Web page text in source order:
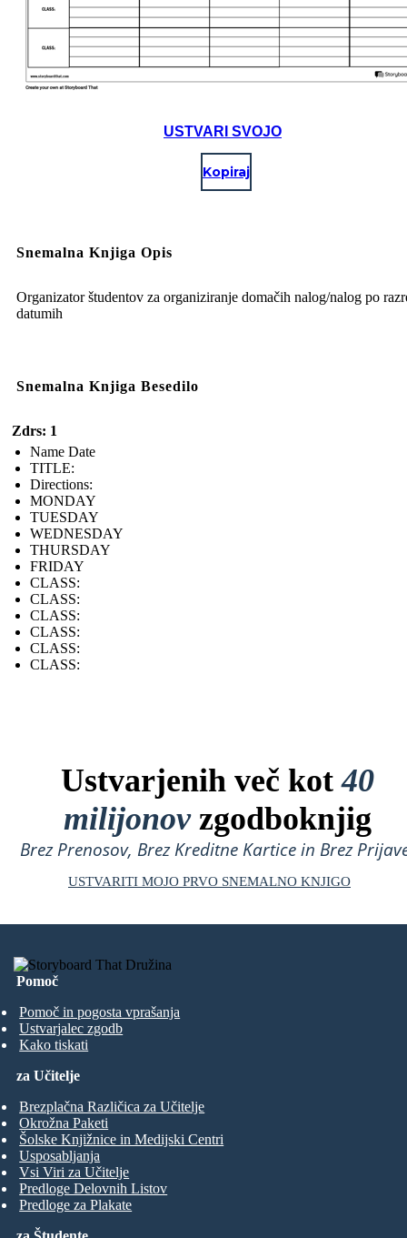
USTVARI SVOJO
Kopiraj
Snemalna Knjiga Opis
Organizator študentov za organiziranje domačih nalog/nalog po
datumih
Snemalna Knjiga Besedilo
Zdrs: 1
Name Date
TITLE :
Directions:
MONDAY
TUESDAY
WEDNESDAY
THURSDAY
FRIDAY
CLASS:
CLASS:
CLASS:
CLASS:
CLASS:
CLASS:
Ustvarjenih več kot40
milijonovzgodboknjig
Brez Prenosov, Brez Kreditne Kartice in Brez
USTVARITI MOJO PRVO SNEMALNO KNJIGO
Pomoč
Pomoč in pogosta vprašanja
Ustvarjalec zgodb
Kako tiskati
za Učitelje
Brezplačna Različica za Učitelje
Okrožna Paketi
Šolske Knjižnice in Medijski Centri
Usposabljanja
Vsi Viri za Učitelje
Predloge Delovnih Listov
Predloge za Plakate